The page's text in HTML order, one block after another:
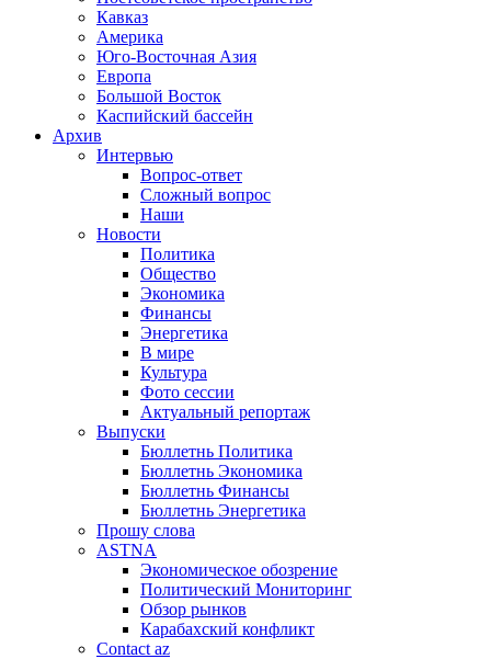
Кавказ
Америка
Юго-Восточная Азия
Европа
Большой Восток
Каспийский бассейн
Архив
Интервью
Вопрос-ответ
Сложный вопрос
Наши
Новости
Политика
Общество
Экономика
Финансы
Энергетика
В мире
Культура
Фото сессии
Актуальный репортаж
Выпуски
Бюллетнь Политика
Бюллетнь Экономика
Бюллетнь Финансы
Бюллетнь Энергетика
Прошу слова
ASTNA
Экономическое обозрение
Политический Мониторинг
Обзор рынков
Карабахский конфликт
Contact az